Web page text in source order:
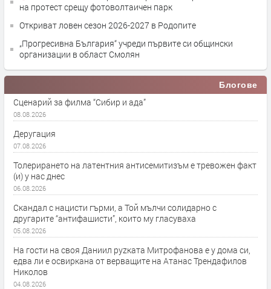
на протест срещу фотоволтаичен парк
Откриват ловен сезон 2026-2027 в Родопите
„Прогресивна България“ учреди първите си общински
организации в област Смолян
Блогове
Сценарий за филма “Сибир и ада”
08.08.2026
Деругация
07.08.2026
Толерирането на латентния антисемитизъм е тревожен факт
(и) у нас днес
06.08.2026
Скандал с нацисти гърми, а Той мълчи солидарно с
другарите “антифашисти”, които му гласуваха
05.08.2026
На гости на своя Даниил руzката Митрофанова е у дома си,
едва ли е освиркана от верващите на Атанас Трендафилов
Николов
04.08.2026